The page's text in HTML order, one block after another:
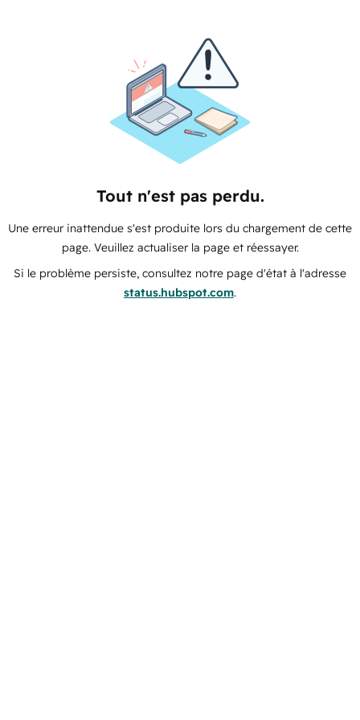
Tout n'est pas perdu.
Une erreur inattendue s'est produite lors du chargement de cette
page. Veuillez actualiser la page et réessayer.
Si le problème persiste, consultez notre page d'état à l'adresse
status.hubspot.com.